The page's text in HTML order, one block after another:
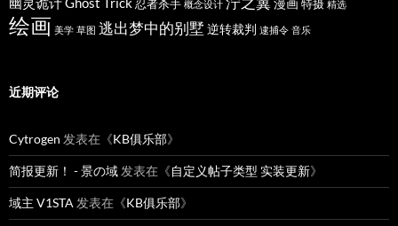
忍者杀手 概念设计 漫画 特摄 精选
绘画 美学 草图 逃出梦中的别墅 逆转裁判 逮捕令 音乐
近期评论
Cytrogen 发表在《KB俱乐部》
简报更新！ - 景の域发表在《自定义帖子类型 实装更新》
域主 V1STA发表在《KB俱乐部》